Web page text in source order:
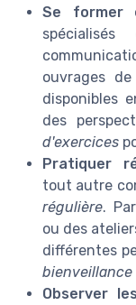
Se
ouvrages
disponibles
des
d'exercices
Pratiquer
tout autre
régulière.
ou des
différentes
bienveillance
Observer